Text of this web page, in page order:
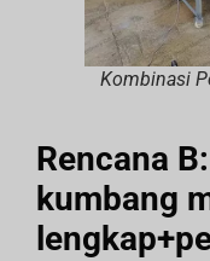
Kombinasi
Rencana
kumbang